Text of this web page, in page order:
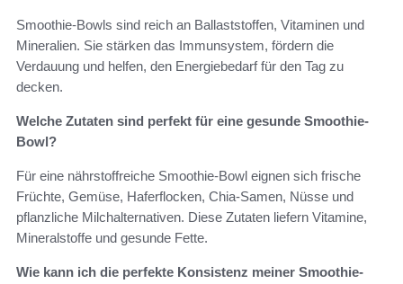
Smoothie-Bowls sind reich an Ballaststoffen, Vitaminen und
Mineralien. Sie stärken das Immunsystem, fördern die
Verdauung und helfen, den Energiebedarf für den Tag zu
decken.
Welche Zutaten sind perfekt für eine gesunde Smoothie-
Bowl?
Für eine nährstoffreiche Smoothie-Bowl eignen sich frische
Früchte, Gemüse, Haferflocken, Chia-Samen, Nüsse und
pflanzliche Milchalternativen. Diese Zutaten liefern Vitamine,
Mineralstoffe und gesunde Fette.
Wie kann ich die perfekte Konsistenz meiner Smoothie-